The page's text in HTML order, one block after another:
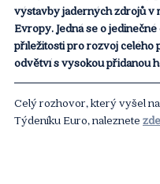
výstavby jaderných zdrojů v
Evropy. Jedná se o jedinečné
příležitosti pro rozvoj celého
odvětví s vysokou přidanou
Celý rozhovor, který vyšel
Týdeníku Euro, naleznete zde